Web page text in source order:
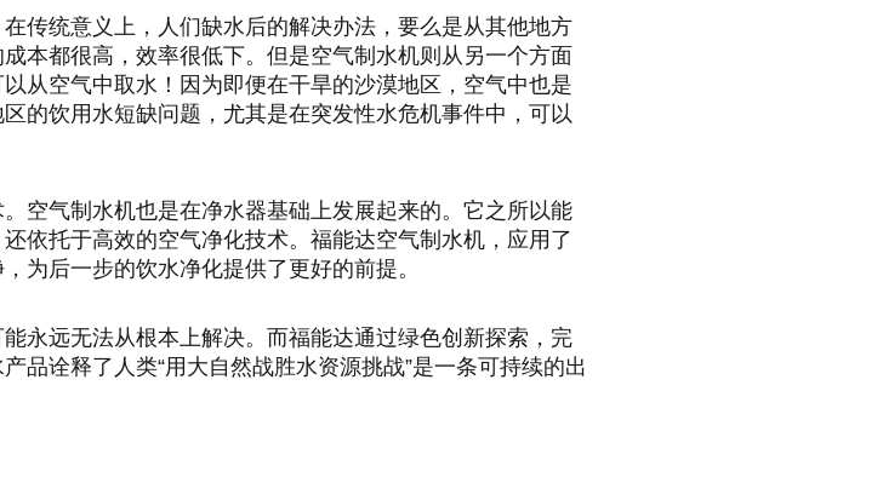
传统意义上，人们缺水后的解决办法，要么是从其他地方
本都很高，效率很低下。但是空气制水机则从另一个方面
从空气中取水！因为即便在干旱的沙漠地区，空气中也是
的饮用水短缺问题，尤其是在突发性水危机事件中，可以
空气制水机也是在净水器基础上发展起来的。它之所以能
依托于高效的空气净化技术。福能达空气制水机，应用了
为后一步的饮水净化提供了更好的前提。
永远无法从根本上解决。而福能达通过绿色创新探索，完
品诠释了人类“用大自然战胜水资源挑战”是一条可持续的出